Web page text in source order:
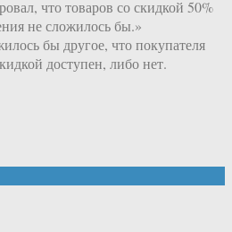
что товаров со скидкой 50%
не сложилось бы.»
бы другое, что покупателя
доступен, либо нет.